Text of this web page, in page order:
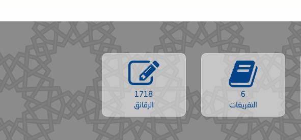
6
التفريغات
1718
الرقائق